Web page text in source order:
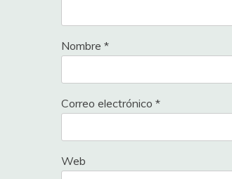
Nombre *
Correo electrónico *
Web